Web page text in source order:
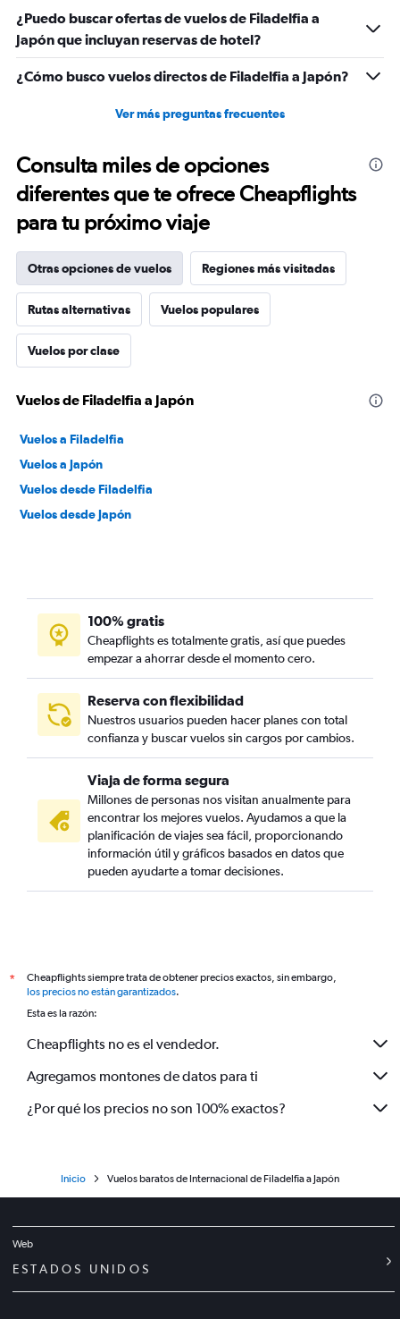
¿Puedo buscar ofertas de vuelos de Filadelfia a
Japón que incluyan reservas de hotel?
¿Cómo busco vuelos directos de Filadelfia a Japón?
Ver más preguntas frecuentes
Consulta miles de opciones
diferentes que te ofrece Cheapflights
para tu próximo viaje
Otras opciones de vuelos Regiones más visitadas
Rutas alternativas Vuelos populares
Vuelos por clase
Vuelos de Filadelfia a Japón
Vuelos a Filadelfia
Vuelos a Japón
Vuelos desde Filadelfia
Vuelos desde Japón
100% gratis
Cheapflights es totalmente gratis, así que puedes
empezar a ahorrar desde el momento cero.
Reserva con flexibilidad
Nuestros usuarios pueden hacer planes con total
confianza y buscar vuelos sin cargos por cambios.
Viaja de forma segura
Millones de personas nos visitan anualmente para
encontrar los mejores vuelos. Ayudamos a que la
planificación de viajes sea fácil, proporcionando
información útil y gráficos basados en datos que
pueden ayudarte a tomar decisiones.
*
Cheapflights siempre trata de obtener precios exactos, sin embargo,
los precios no están garantizados.
Esta es la razón:
Cheapflights no es el vendedor.
Agregamos montones de datos para ti
¿Por qué los precios no son 100% exactos?
Inicio Vuelos baratos de Internacional de Filadelfia a Japón
Web
ESTADOS UNIDOS